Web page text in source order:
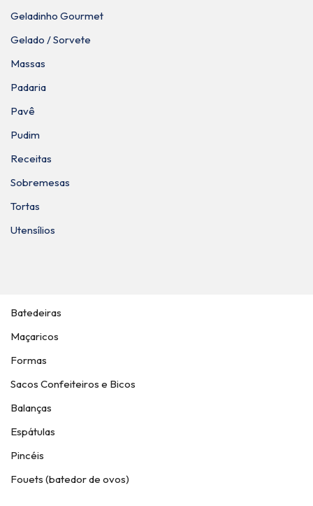
Geladinho Gourmet
Gelado / Sorvete
Massas
Padaria
Pavê
Pudim
Receitas
Sobremesas
Tortas
Utensílios
Batedeiras
Maçaricos
Formas
Sacos Confeiteiros e Bicos
Balanças
Espátulas
Pincéis
Fouets (batedor de ovos)